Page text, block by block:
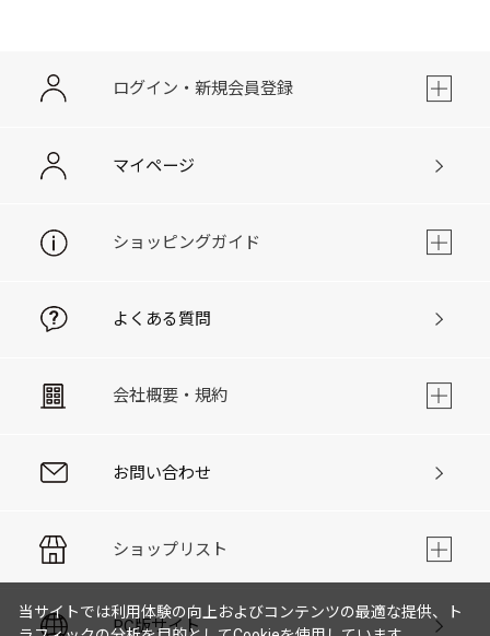
ログイン・新規会員登録
マイページ
ショッピングガイド
よくある質問
会社概要・規約
お問い合わせ
ショップリスト
PC版サイト
当サイトでは利用体験の向上およびコンテンツの最適な提供、ト